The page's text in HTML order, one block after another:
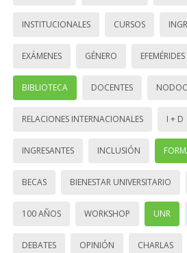
INSTITUCIONALES CURSOS
EXÁMENES GÉNERO EFEMÉRIDES
BIBLIOTECA DOCENTES
RELACIONES INTERNACIONALES I + D
INGRESANTES INCLUSIÓN
BECAS BIENESTAR UNIVERSITARIO
100 AÑOS WORKSHOP UNR
DEBATES OPINIÓN CHARLAS